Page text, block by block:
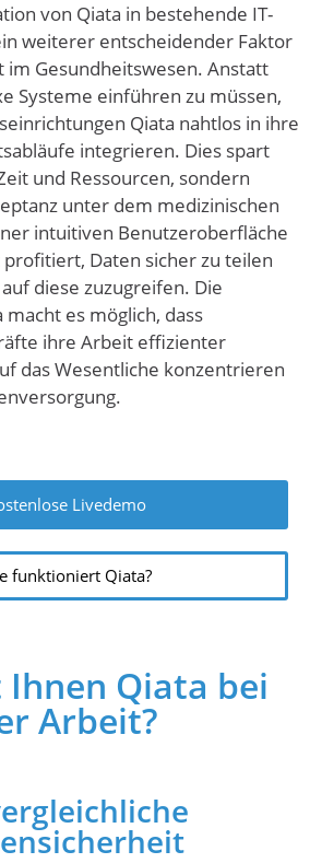
von Qiata in bestehende IT-
weiterer entscheidender Faktor
Gesundheitswesen. Anstatt
Systeme einführen zu müssen,
Qiata nahtlos in ihre
integrieren. Dies spart
und Ressourcen, sondern
unter dem medizinischen
intuitiven Benutzeroberfläche
Daten sicher zu teilen
diese zuzugreifen. Die
es möglich, dass
ihre Arbeit effizienter
das Wesentliche konzentrieren
Livedemo
funktioniert Qiata?
Qiata bei
Arbeit?